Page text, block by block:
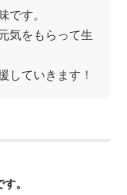
です。
気をもらって生
していきます！
。